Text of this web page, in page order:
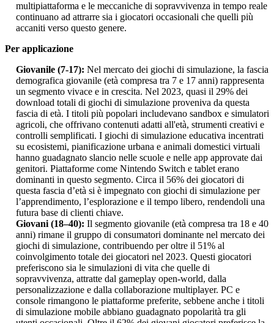
multipiattaforma e le meccaniche di sopravvivenza in tempo reale
continuano ad attrarre sia i giocatori occasionali che quelli più
accaniti verso questo genere.
Per applicazione
Giovanile (7-17): Nel mercato dei giochi di simulazione, la fascia
demografica giovanile (età compresa tra 7 e 17 anni) rappresenta
un segmento vivace e in crescita. Nel 2023, quasi il 29% dei
download totali di giochi di simulazione proveniva da questa
fascia di età. I titoli più popolari includevano sandbox e simulatori
agricoli, che offrivano contenuti adatti all'età, strumenti creativi e
controlli semplificati. I giochi di simulazione educativa incentrati
su ecosistemi, pianificazione urbana e animali domestici virtuali
hanno guadagnato slancio nelle scuole e nelle app approvate dai
genitori. Piattaforme come Nintendo Switch e tablet erano
dominanti in questo segmento. Circa il 56% dei giocatori di
questa fascia d’età si è impegnato con giochi di simulazione per
l’apprendimento, l’esplorazione e il tempo libero, rendendoli una
futura base di clienti chiave.
Giovani (18–40): Il segmento giovanile (età compresa tra 18 e 40
anni) rimane il gruppo di consumatori dominante nel mercato dei
giochi di simulazione, contribuendo per oltre il 51% al
coinvolgimento totale dei giocatori nel 2023. Questi giocatori
preferiscono sia le simulazioni di vita che quelle di
sopravvivenza, attratte dal gameplay open-world, dalla
personalizzazione e dalla collaborazione multiplayer. PC e
console rimangono le piattaforme preferite, sebbene anche i titoli
di simulazione mobile abbiano guadagnato popolarità tra gli